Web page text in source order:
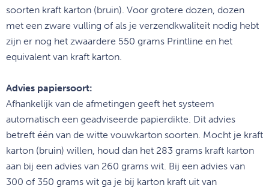
soorten kraft karton (bruin). Voor grotere dozen, dozen
met een zware vulling of als je verzendkwaliteit nodig hebt
zijn er nog het zwaardere 550 grams Printline en het
equivalent van kraft karton.
Advies papiersoort:
Afhankelijk van de afmetingen geeft het systeem
automatisch een geadviseerde papierdikte. Dit advies
betreft één van de witte vouwkarton soorten. Mocht je kraft
karton (bruin) willen, houd dan het 283 grams kraft karton
aan bij een advies van 260 grams wit. Bij een advies van
300 of 350 grams wit ga je bij karton kraft uit van